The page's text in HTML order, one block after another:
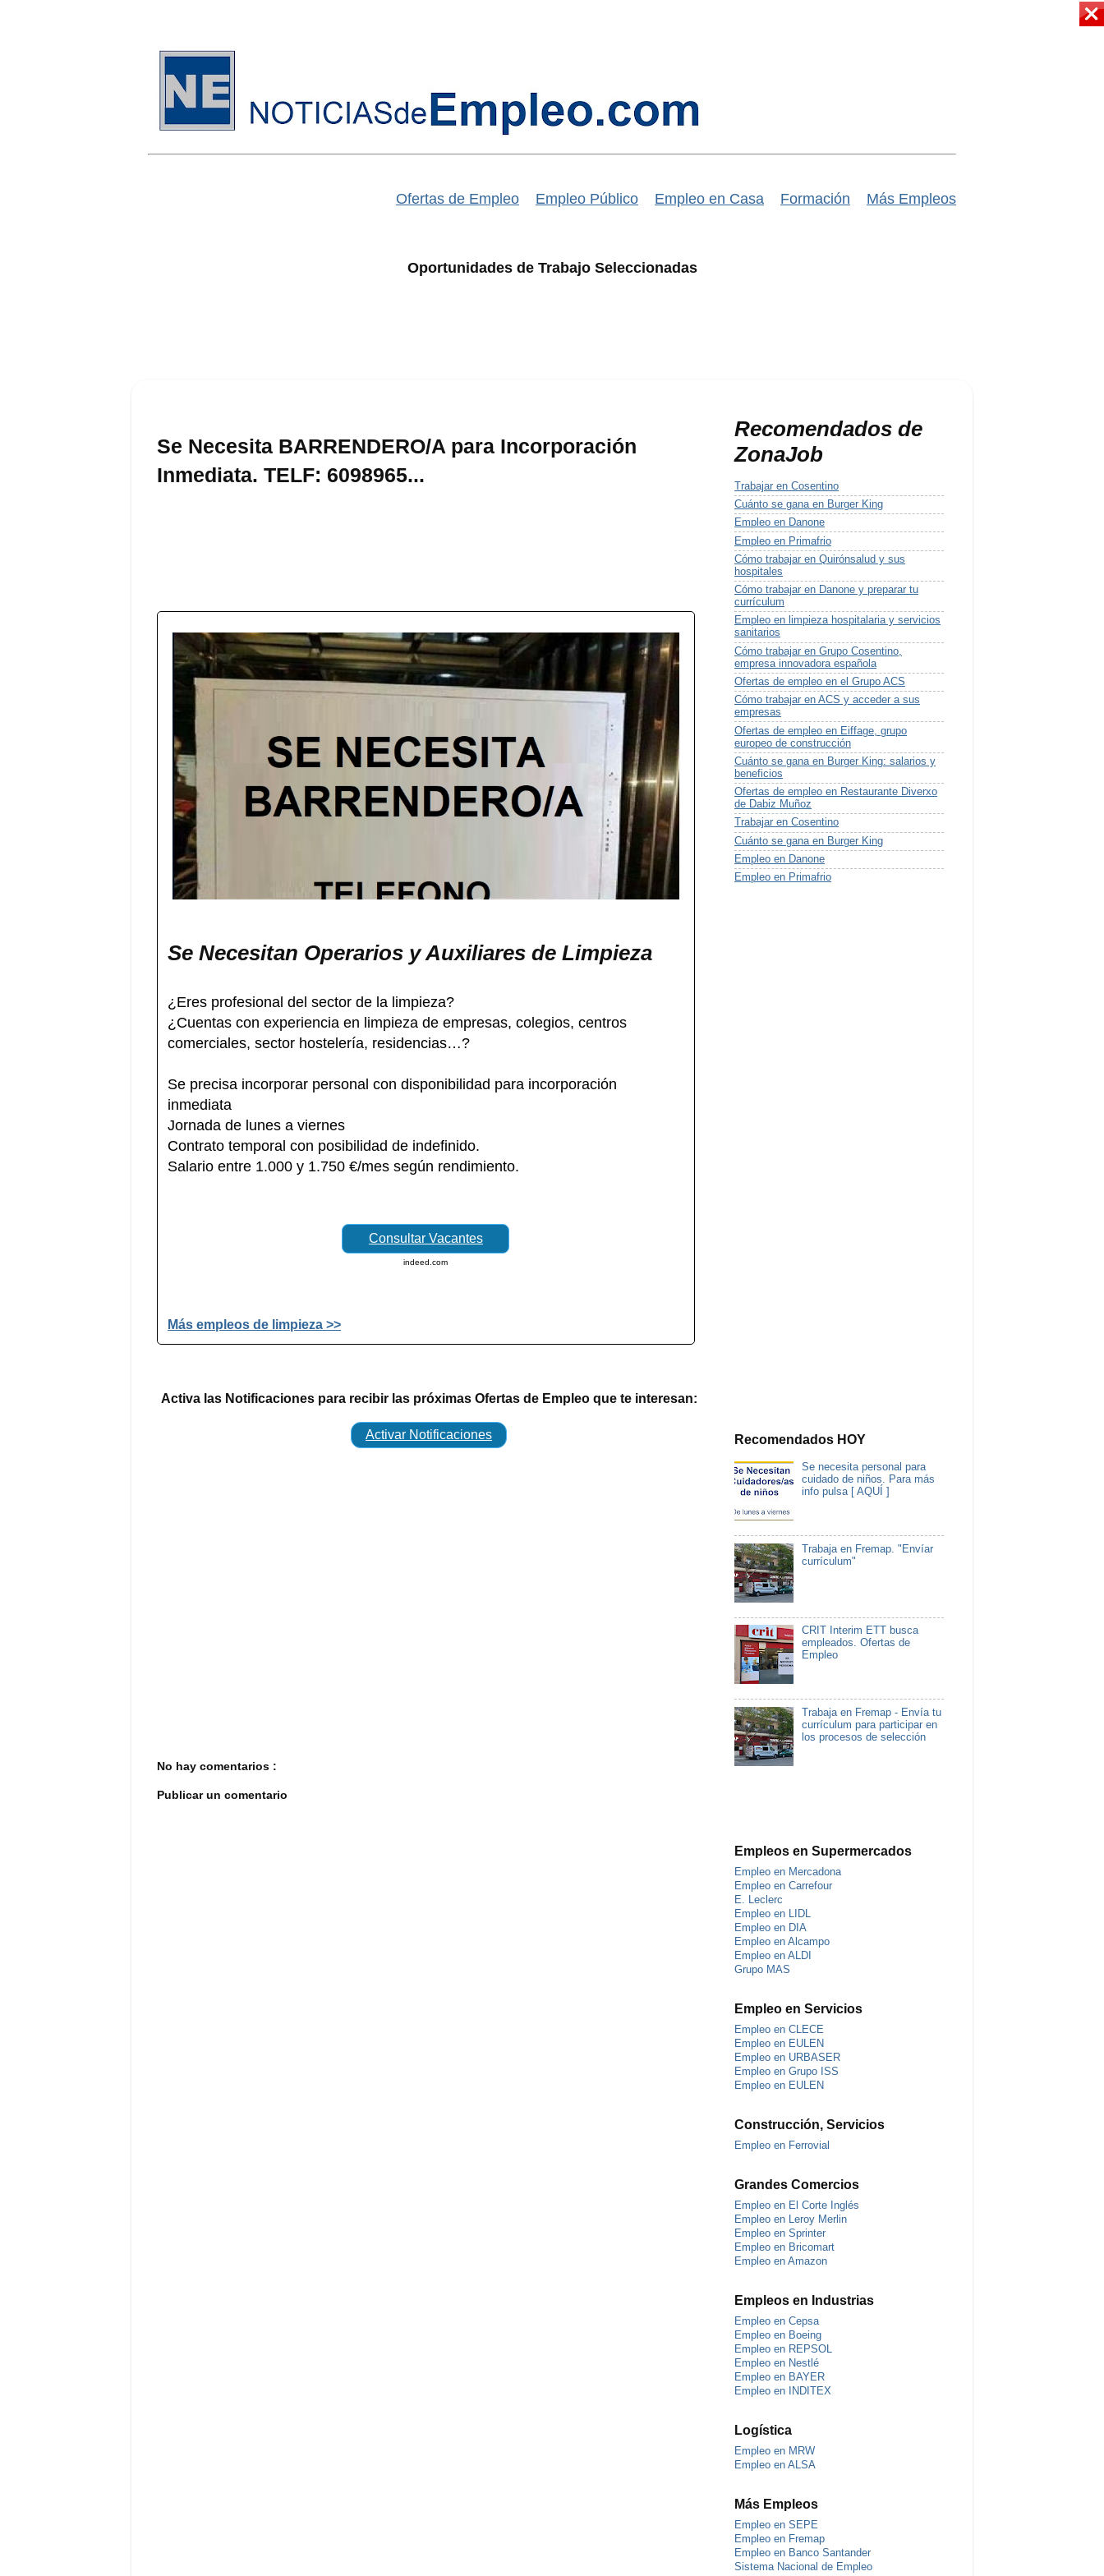
Ofertas de Empleo Empleo Público Empleo en Casa Formación Más Empleos
Oportunidades de Trabajo Seleccionadas
Se Necesita BARRENDERO/A para Incorporación
Inmediata. TELF: 6098965...
Se Necesitan Operarios y Auxiliares de Limpieza
¿Eres profesional del sector de la limpieza?
¿Cuentas con experiencia en limpieza de empresas, colegios, centros
comerciales, sector hostelería, residencias…?
Se precisa incorporar personal con disponibilidad para incorporación
inmediata
Jornada de lunes a viernes
Contrato temporal con posibilidad de indefinido.
Salario entre 1.000 y 1.750 €/mes según rendimiento.
Consultar Vacantes
indeed.com
Más empleos de limpieza >>
Activa las Notificaciones para recibir las próximas Ofertas de Empleo que te interesan:
Activar Notificaciones
No hay comentarios :
Publicar un comentario
Recomendados de
ZonaJob
Trabajar en Cosentino
Cuánto se gana en Burger King
Empleo en Danone
Empleo en Primafrio
Cómo trabajar en Quirónsalud y sus
hospitales
Cómo trabajar en Danone y preparar tu
currículum
Empleo en limpieza hospitalaria y servicios
sanitarios
Cómo trabajar en Grupo Cosentino,
empresa innovadora española
Ofertas de empleo en el Grupo ACS
Cómo trabajar en ACS y acceder a sus
empresas
Ofertas de empleo en Eiffage, grupo
europeo de construcción
Cuánto se gana en Burger King: salarios y
beneficios
Ofertas de empleo en Restaurante Diverxo
de Dabiz Muñoz
Trabajar en Cosentino
Cuánto se gana en Burger King
Empleo en Danone
Empleo en Primafrio
Recomendados HOY
Se necesita personal para
cuidado de niños. Para más
info pulsa [ AQUÍ ]
Trabaja en Fremap. "Envíar
currículum"
CRIT Interim ETT busca
empleados. Ofertas de
Empleo
Trabaja en Fremap - Envía tu
currículum para participar en
los procesos de selección
Empleos en Supermercados
Empleo en Mercadona
Empleo en Carrefour
E. Leclerc
Empleo en LIDL
Empleo en DIA
Empleo en Alcampo
Empleo en ALDI
Grupo MAS
Empleo en Servicios
Empleo en CLECE
Empleo en EULEN
Empleo en URBASER
Empleo en Grupo ISS
Empleo en EULEN
Construcción, Servicios
Empleo en Ferrovial
Grandes Comercios
Empleo en El Corte Inglés
Empleo en Leroy Merlin
Empleo en Sprinter
Empleo en Bricomart
Empleo en Amazon
Empleos en Industrias
Empleo en Cepsa
Empleo en Boeing
Empleo en REPSOL
Empleo en Nestlé
Empleo en BAYER
Empleo en INDITEX
Logística
Empleo en MRW
Empleo en ALSA
Más Empleos
Empleo en SEPE
Empleo en Fremap
Empleo en Banco Santander
Sistema Nacional de Empleo